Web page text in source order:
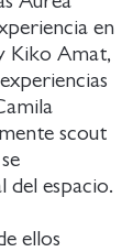
en
Kiko Amat,
scout
del espacio.
ellos